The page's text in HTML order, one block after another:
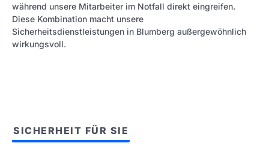
während unsere Mitarbeiter im Notfall direkt eingreifen.
Diese Kombination macht unsere
Sicherheitsdienstleistungen in Blumberg außergewöhnlich
wirkungsvoll.
SICHERHEIT FÜR SIE